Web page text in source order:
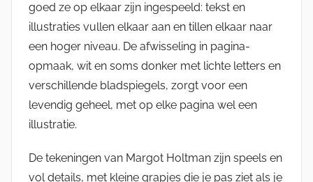
goed ze op elkaar zijn ingespeeld: tekst en
illustraties vullen elkaar aan en tillen elkaar naar
een hoger niveau. De afwisseling in pagina-
opmaak, wit en soms donker met lichte letters en
verschillende bladspiegels, zorgt voor een
levendig geheel, met op elke pagina wel een
illustratie.
De tekeningen van Margot Holtman zijn speels en
vol details, met kleine grapjes die je pas ziet als je